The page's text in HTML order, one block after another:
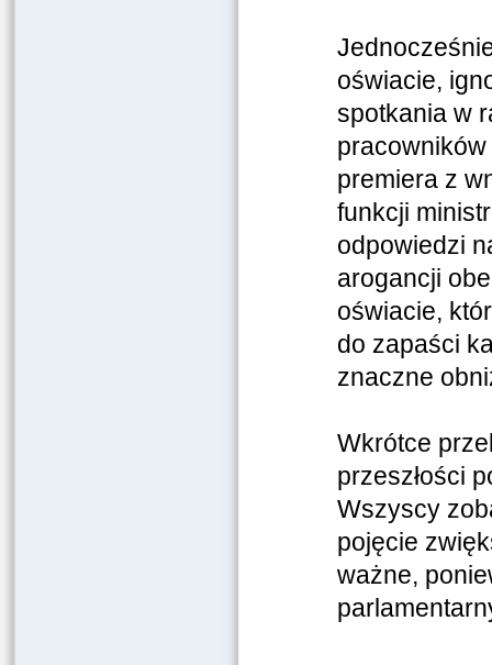
oświacie,
spotkania w
pracowników
premiera z
funkcji
odpowiedzi
arogancji
oświacie,
do zapaści
znaczne
Wkrótce
przeszłości
Wszyscy
pojęcie
ważne,